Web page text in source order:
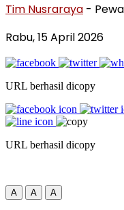
Tim Nusraraya -
Rabu, 15 April 2026
URL berhasil dicopy
URL berhasil dicopy
A A A